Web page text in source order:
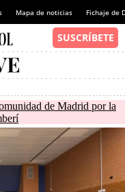
Mapa de noticias Fichaje de
de Madrid por la